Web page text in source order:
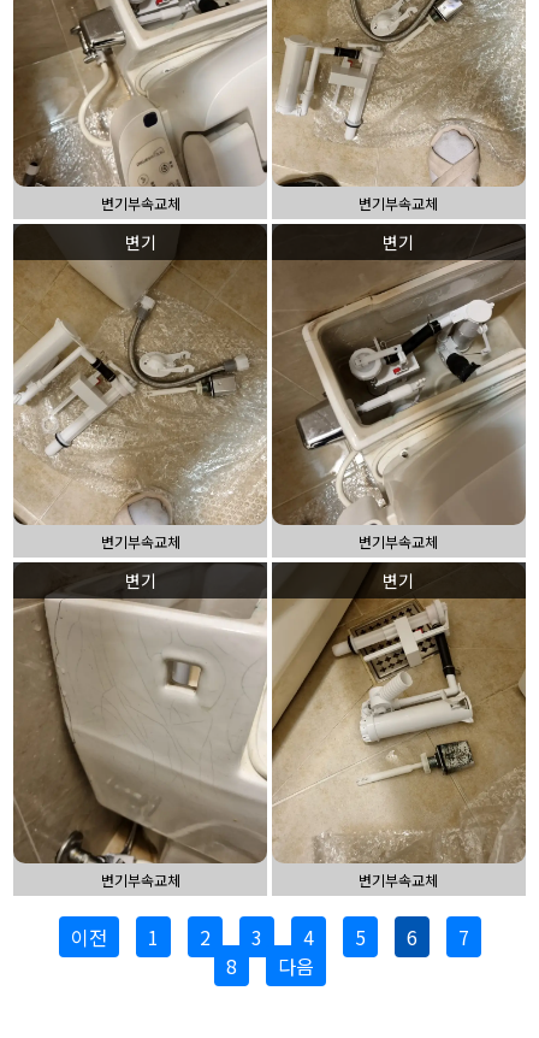
변기부속교체 변기부속교체
변기
변기부속교체
변기
변기부속교체
변기
변기부속교체
변기
변기부속교체
이전 1 2 3 4 5 6
7
8
다음